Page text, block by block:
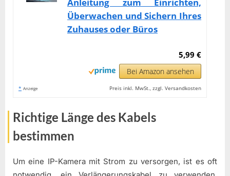
Überwachen und Sichern Ihres
Zuhauses oder Büros
5,99 €
Bei Amazon ansehen
* Anzeige Preis inkl. MwSt., zzgl. Versandkosten
Richtige Länge des Kabels
bestimmen
Um eine IP-Kamera mit Strom zu versorgen, ist es oft